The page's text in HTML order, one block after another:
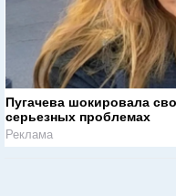
Пугачева шокировала
серьезных проблемах
Реклама